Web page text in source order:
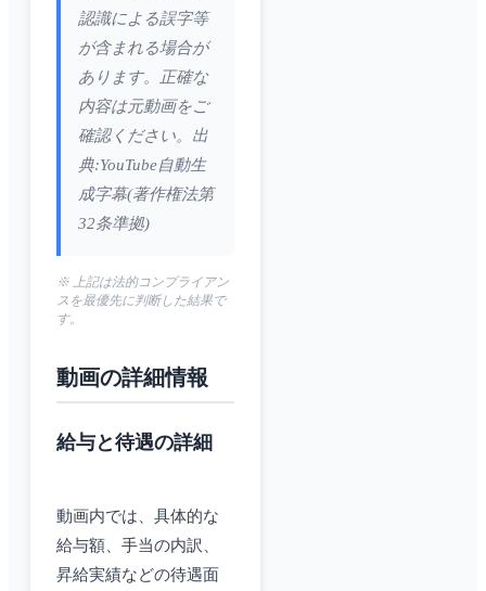
認識による誤字等
が含まれる場合が
あります。正確な
内容は元動画をご
確認ください。出
典:YouTube自動生
成字幕(著作権法第
32条準拠)
※ 上記は法的コンプライアン
スを最優先に判断した結果で
す。
動画の詳細情報
給与と待遇の詳細
動画内では、具体的な
給与額、手当の内訳、
昇給実績などの待遇面